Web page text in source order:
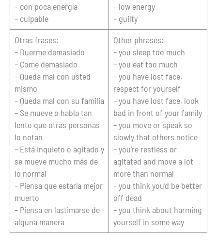
– con poca energía
– culpable
– low energy
– guilty
Otras frases:
– Duerme demasiado
– Come demasiado
– Queda mal con usted
mismo
– Queda mal con su familia
– Se mueve o habla tan
lento que otras personas
lo notan
– Está inquieto o agitado y
se mueve mucho más de
lo normal
– Piensa que estaría mejor
muerto
– Piensa en lastimarse de
alguna manera
Other phrases:
– you sleep too much
– you eat too much
– you have lost face,
respect for yourself
– you have lost face, look
bad in front of your family
– you move or speak so
slowly that others notice
– you’re restless or
agitated and move a lot
more than normal
– you think you’d be better
off dead
– you think about harming
yourself in some way